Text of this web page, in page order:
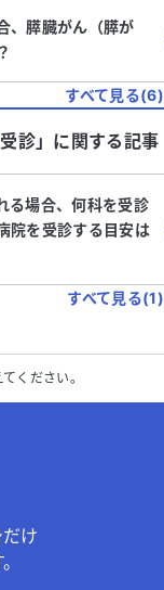
、膵臓がん（膵が
すべて見る(6)
受診」に関する記事
る場合、何科を受診
院を受診する目安は
すべて見る(1)
ください。
け